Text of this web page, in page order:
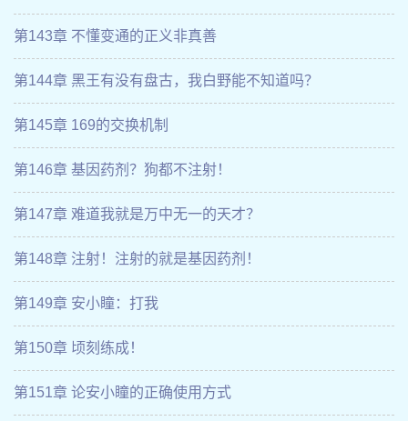
第143章 不懂变通的正义非真善
第144章 黑王有没有盘古，我白野能不知道吗？
第145章 169的交换机制
第146章 基因药剂？狗都不注射！
第147章 难道我就是万中无一的天才？
第148章 注射！注射的就是基因药剂！
第149章 安小瞳：打我
第150章 顷刻练成！
第151章 论安小瞳的正确使用方式